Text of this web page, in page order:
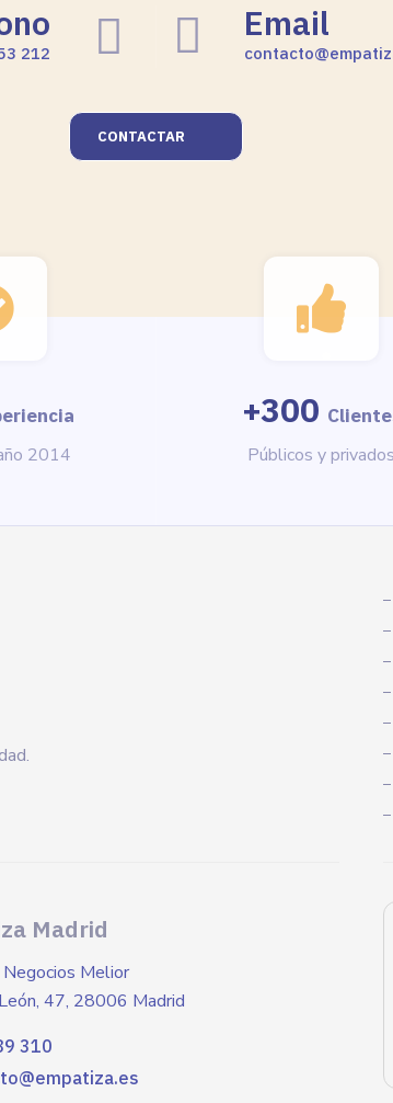
212
Email
CONTACTAR
2014
+300
Públicos y privados
Madrid
Melior
47, 28006 Madrid
310